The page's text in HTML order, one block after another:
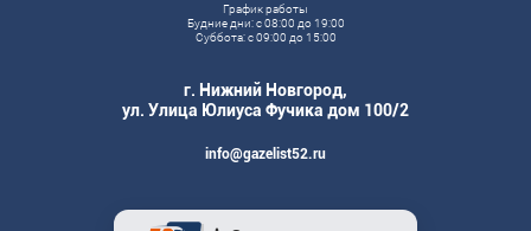
График работы
Будние дни: с 08:00 до 19:00
Суббота: с 09:00 до 15:00
г. Нижний Новгород,
ул. Улица Юлиуса Фучика дом 100/2
info@gazelist52.ru